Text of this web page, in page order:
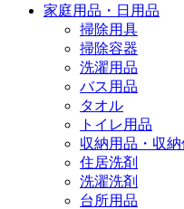
家庭用品・日用品
掃除用具
掃除容器
洗濯用品
バス用品
タオル
トイレ用品
収納用品・収
住居洗剤
洗濯洗剤
台所用品